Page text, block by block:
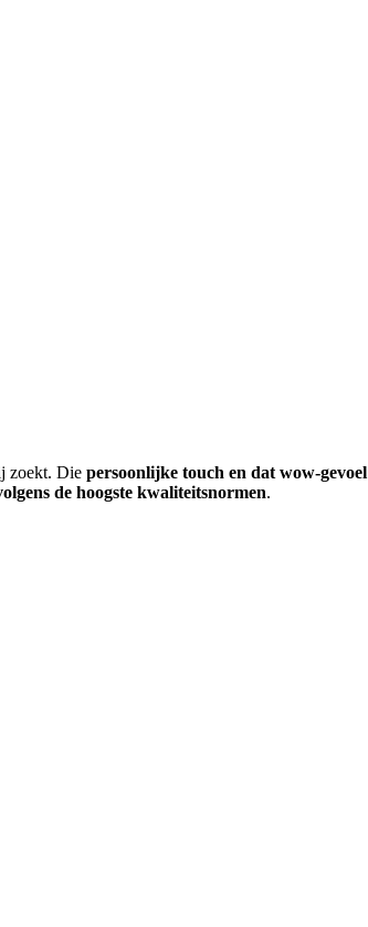
zoekt. Die persoonlijke touch en dat wow-gevoel
de hoogste kwaliteitsnormen.